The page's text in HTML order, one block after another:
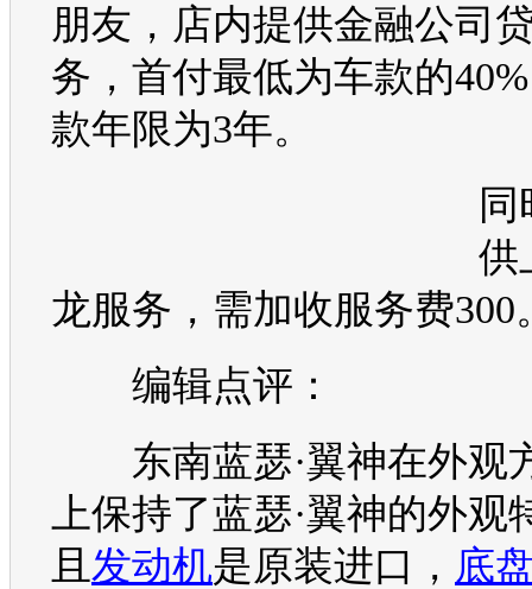
朋友，店内提供金融公司
务，首付最低为车款的
款年限为3年。
供
龙服务，需加收服务费300
编辑点评：
东南蓝瑟·翼神在外观
上保持了蓝瑟·翼神的外观
且 发动机是原装进口， 底